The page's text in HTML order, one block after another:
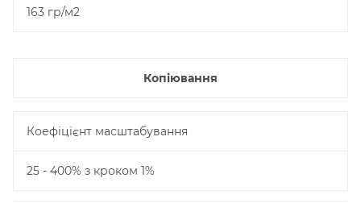
163 гр/м2
Копіювання
Коефіцієнт масштабування
25 - 400% з кроком 1%